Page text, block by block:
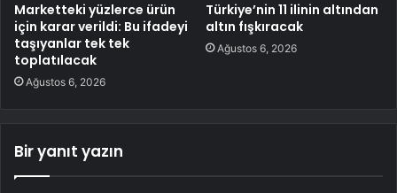
Marketteki yüzlerce ürün
için karar verildi: Bu ifadeyi
taşıyanlar tek tek
toplatılacak
Ağustos 6, 2026
Türkiye’nin 11 ilinin altından
altın fışkıracak
Ağustos 6, 2026
Bir yanıt yazın